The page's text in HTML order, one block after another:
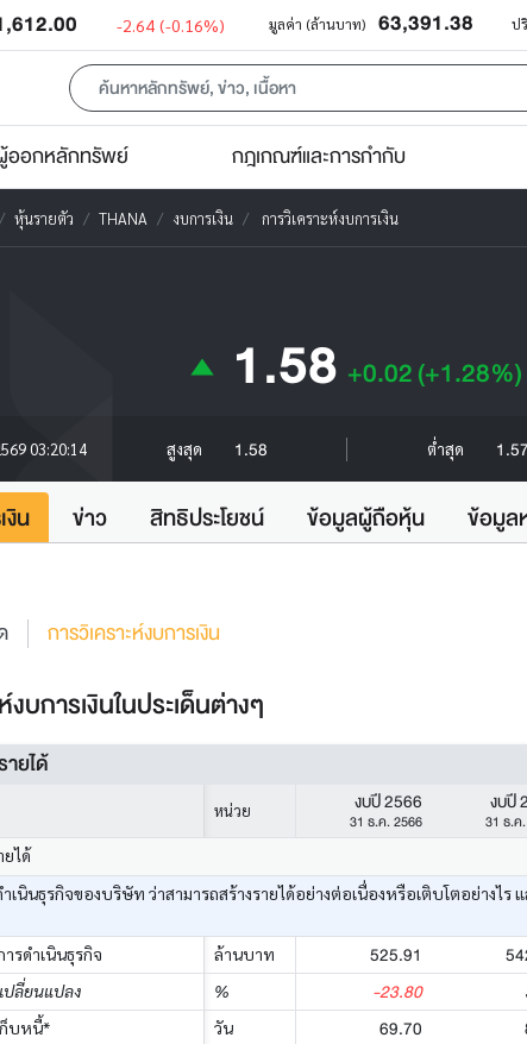
-2.64 (-0.16%) มูลค่า (ล้านบาท) 63,391.38 ป
ออกหลักทรัพย์ กฎเกณฑ์และการกำกับ
หุ้นรายตัว THANA งบการเงิน การวิเคราะห์งบการเงิน
1.58 +0.02(+1.28%)
03:20:14 สูงสุด 1.58 ต่ำสุด 1.57
งิน ข่าว สิทธิประโยชน์ ข้อมูลผู้ถือหุ้น ข้อมู
การวิเคราะห์งบการเงิน
งบการเงินในประเด็นต่างๆ
ยได้
หน่วย งบปี 2566
31 ธ.ค. 2566
งบปี
31 ธ.ค
ได้
เนินธุรกิจของบริษัท ว่าสามารถสร้างรายได้อย่างต่อเนื่องหรือเติบโตอย่างไร
ารดำเนินธุรกิจ
ล้านบาท 525.91
ปลี่ยนแปลง % -23.80
ก็บหนี้* วัน 69.70